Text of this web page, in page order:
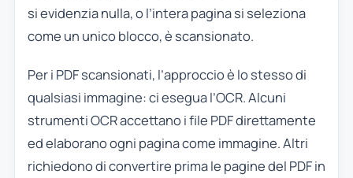
si evidenzia nulla, o l’intera pagina si seleziona
come un unico blocco, è scansionato.
Per i PDF scansionati, l’approccio è lo stesso di
qualsiasi immagine: ci esegua l’OCR. Alcuni
strumenti OCR accettano i file PDF direttamente
ed elaborano ogni pagina come immagine. Altri
richiedono di convertire prima le pagine del PDF in